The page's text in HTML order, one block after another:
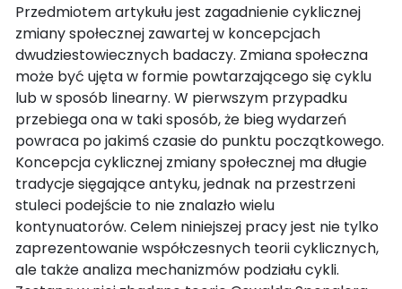
Przedmiotem artykułu jest zagadnienie cyklicznej
zmiany społecznej zawartej w koncepcjach
dwudziestowiecznych badaczy. Zmiana społeczna
może być ujęta w formie powtarzającego się cyklu
lub w sposób linearny. W pierwszym przypadku
przebiega ona w taki sposób, że bieg wydarzeń
powraca po jakimś czasie do punktu początkowego.
Koncepcja cyklicznej zmiany społecznej ma długie
tradycje sięgające antyku, jednak na przestrzeni
stuleci podejście to nie znalazło wielu
kontynuatorów. Celem niniejszej pracy jest nie tylko
zaprezentowanie współczesnych teorii cyklicznych,
ale także analiza mechanizmów podziału cykli.